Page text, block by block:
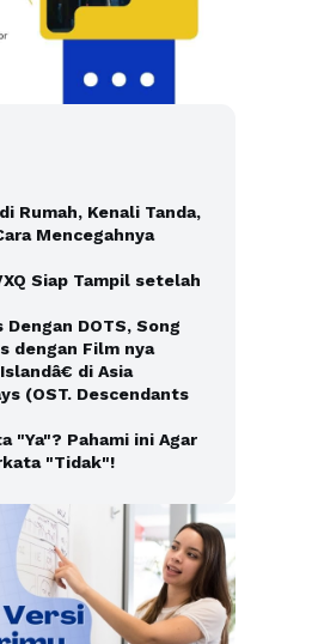
Rumah, Kenali Tanda,
Mencegahnya
Siap Tampil setelah
DOTS, Song
dengan Film nya
di Asia
(OST. Descendants
"Ya"? Pahami ini Agar
"Tidak"!